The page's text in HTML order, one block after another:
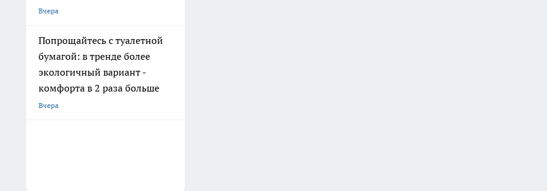
Вчера
Попрощайтесь с туалетной
бумагой: в тренде более
экологичный вариант -
комфорта в 2 раза больше
Вчера